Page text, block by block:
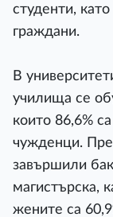
студенти,
граждани.
В
училища се
които 86,6%
чужденци.
завършили
магистърска,
жените са